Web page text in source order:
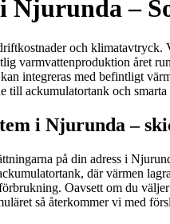
Njurunda –
och
varmvattenproduktion året
integreras med befintligt
till ackumulatortank och
i Njurunda –
på din adress i
där värmen
Oavsett om du
så återkommer vi med